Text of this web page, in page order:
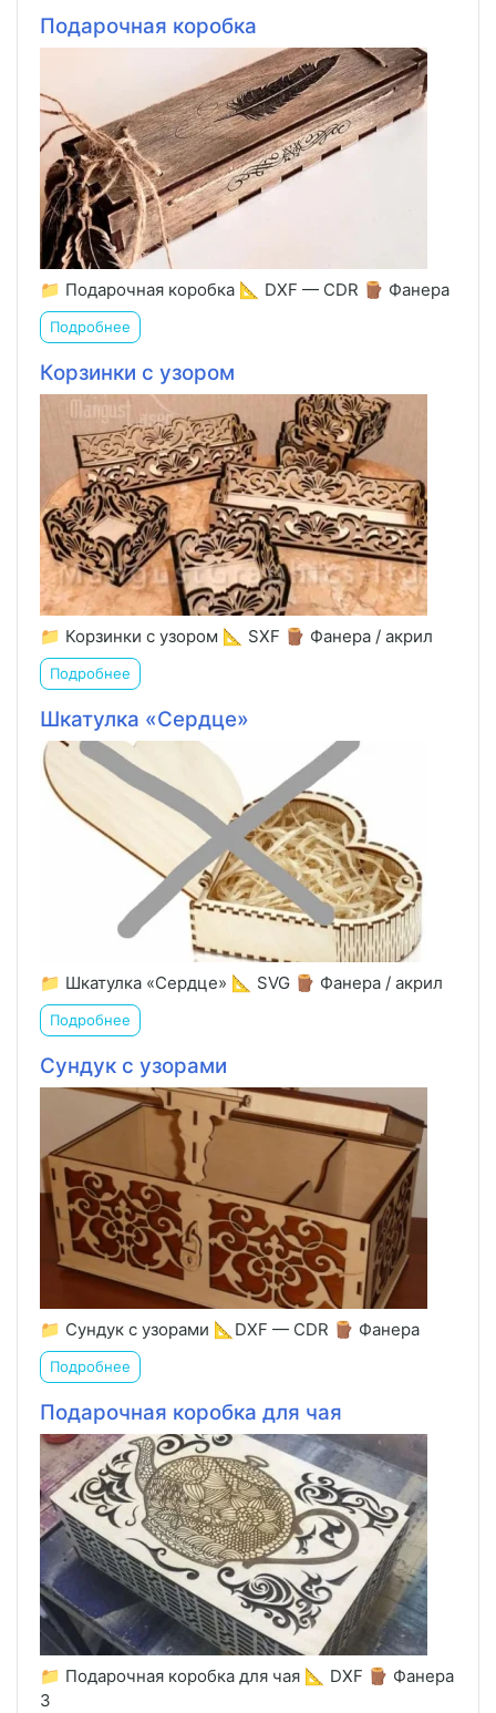
Подарочная коробка
📁 Подарочная коробка 📐 DXF — CDR 🪵 Фанера
Подробнее
Корзинки с узором
📁 Корзинки с узором 📐 SXF 🪵 Фанера / акрил
Подробнее
Шкатулка «Сердце»
📁 Шкатулка «Сердце» 📐 SVG 🪵 Фанера / акрил
Подробнее
Сундук с узорами
📁 Сундук с узорами 📐DXF — CDR 🪵 Фанера
Подробнее
Подарочная коробка для чая
📁 Подарочная коробка для чая 📐 DXF 🪵 Фанера
3